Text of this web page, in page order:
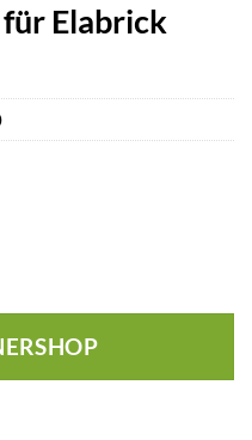
Elabrick